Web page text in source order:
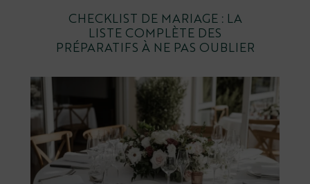
CHECKLIST DE MARIAGE : LA
LISTE COMPLÈTE DES
PRÉPARATIFS À NE PAS OUBLIER